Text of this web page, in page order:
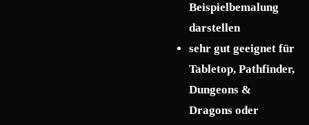
Beispielbemalung
darstellen
sehr gut geeignet für
Tabletop, Pathfinder,
Dungeons &
Dragons oder